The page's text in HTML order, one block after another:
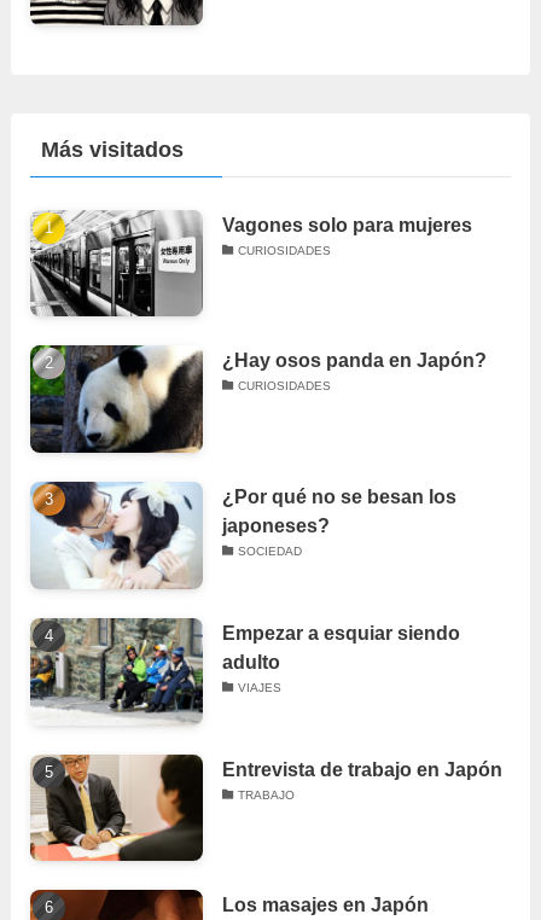
Más visitados
Vagones solo para mujeres
CURIOSIDADES
¿Hay osos panda en Japón?
CURIOSIDADES
¿Por qué no se besan los
japoneses?
SOCIEDAD
Empezar a esquiar siendo
adulto
VIAJES
Entrevista de trabajo en Japón
TRABAJO
Los masajes en Japón